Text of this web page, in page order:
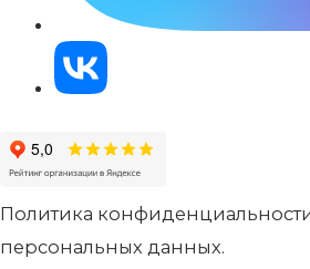
Политика
персональных данных.